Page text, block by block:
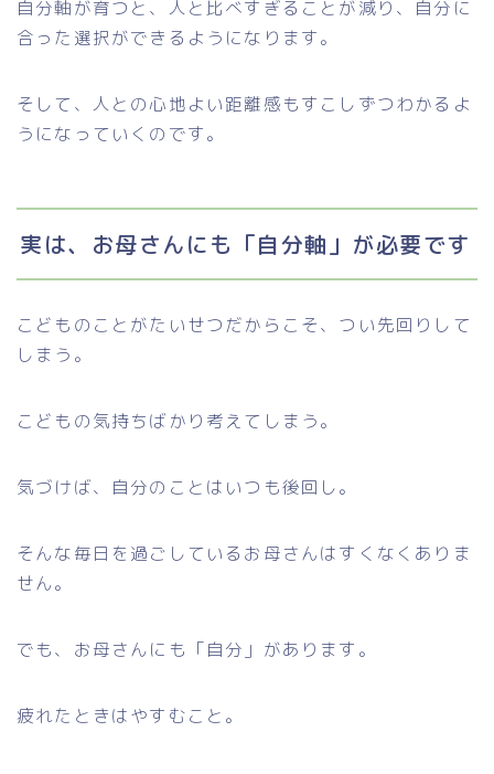
自分軸が育つと、人と比べすぎることが減り、自分に
合った選択ができるようになります。
そして、人との心地よい距離感もすこしずつわかるよ
うになっていくのです。
実は、お母さんにも「自分軸」が必要です
こどものことがたいせつだからこそ、つい先回りして
しまう。
こどもの気持ちばかり考えてしまう。
気づけば、自分のことはいつも後回し。
そんな毎日を過ごしているお母さんはすくなくありま
せん。
でも、お母さんにも「自分」があります。
疲れたときはやすむこと。